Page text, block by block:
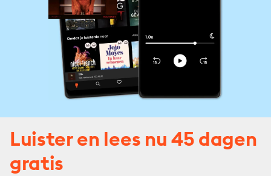
Luister en lees nu 45 dagen
gratis